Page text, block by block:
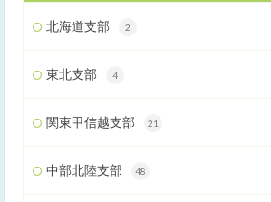
北海道支部 2
東北支部 4
関東甲信越支部 21
中部北陸支部 48